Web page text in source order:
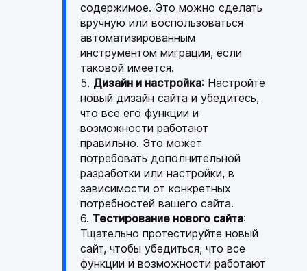
содержимое. Это можно сделать
вручную или воспользоваться
автоматизированным
инструментом миграции, если
таковой имеется.
Дизайн и настройка: Настройте
новый дизайн сайта и убедитесь,
что все его функции и
возможности работают
правильно. Это может
потребовать дополнительной
разработки или настройки, в
зависимости от конкретных
потребностей вашего сайта.
Тестирование нового сайта:
Тщательно протестируйте новый
сайт, чтобы убедиться, что все
функции и возможности работают